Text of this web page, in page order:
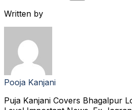
Written by
Pooja Kanjani
Puja Kanjani Covers Bhagalpur